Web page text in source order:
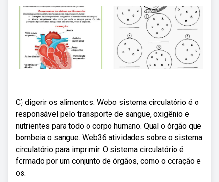
C) digerir os alimentos. Webo sistema circulatório é o
responsável pelo transporte de sangue, oxigênio e
nutrientes para todo o corpo humano. Qual o órgão que
bombeia o sangue. Web36 atividades sobre o sistema
circulatório para imprimir. O sistema circulatório é
formado por um conjunto de órgãos, como o coração e
os.